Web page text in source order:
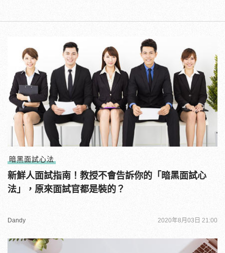
暗黑面試心法
新鮮人面試指南！教授不會告訴你的「暗黑面試心
法」，原來面試官都是裝的？
Dandy 2020年8月03日 21:00